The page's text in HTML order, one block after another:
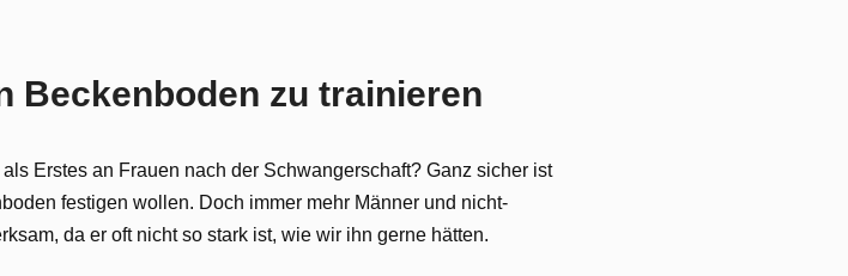
Beckenboden zu trainieren
Erstes an Frauen nach der Schwangerschaft? Ganz sicher ist
festigen wollen. Doch immer mehr Männer und nicht-
da er oft nicht so stark ist, wie wir ihn gerne hätten.